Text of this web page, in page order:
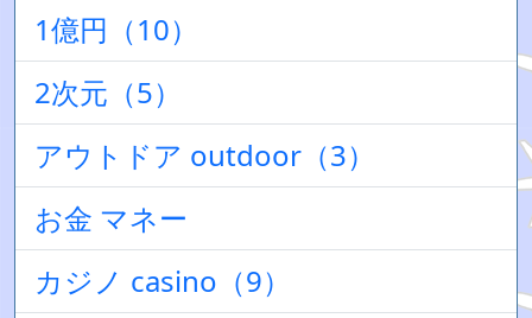
1億円（10）
2次元（5）
アウトドア outdoor（3）
お金 マネー
カジノ casino（9）